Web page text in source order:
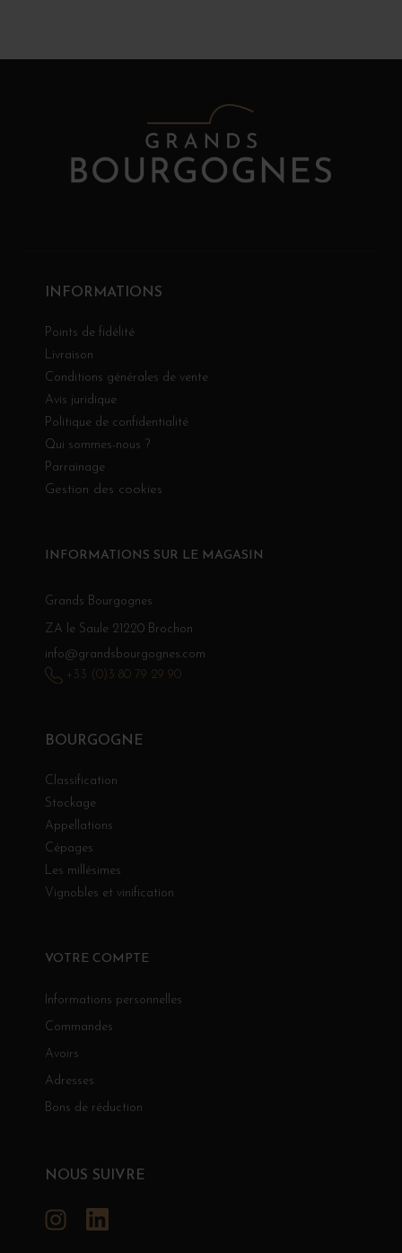
INFORMATIONS
Points de fidélité
Livraison
Conditions générales de vente
Avis juridique
Politique de confidentialité
Qui sommes-nous ?
Parrainage
Gestion des cookies
BOURGOGNE
Classification
Stockage
Appellations
Cépages
Les millésimes
Vignobles et vinification
VOTRE COMPTE
Informations personnelles
Commandes
Avoirs
Adresses
Bons de réduction
INFORMATIONS SUR LE MAGASIN
Grands Bourgognes
ZA le Saule 21220 Brochon
info@grandsbourgognes.com
+33 (0)3 80 79 29 90
NOUS SUIVRE
Instagram